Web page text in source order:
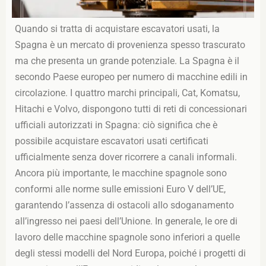
Quando si tratta di acquistare escavatori usati, la
Spagna è un mercato di provenienza spesso trascurato
ma che presenta un grande potenziale. La Spagna è il
secondo Paese europeo per numero di macchine edili in
circolazione. I quattro marchi principali, Cat, Komatsu,
Hitachi e Volvo, dispongono tutti di reti di concessionari
ufficiali autorizzati in Spagna: ciò significa che è
possibile acquistare escavatori usati certificati
ufficialmente senza dover ricorrere a canali informali.
Ancora più importante, le macchine spagnole sono
conformi alle norme sulle emissioni Euro V dell’UE,
garantendo l’assenza di ostacoli allo sdoganamento
all’ingresso nei paesi dell’Unione. In generale, le ore di
lavoro delle macchine spagnole sono inferiori a quelle
degli stessi modelli del Nord Europa, poiché i progetti di